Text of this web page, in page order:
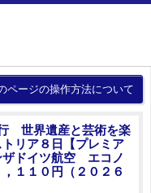
ページの操作方法について
世界遺産と芸術を楽
リア８日【プレミア
ドイツ航空 エコノ
１１０円（２０２６